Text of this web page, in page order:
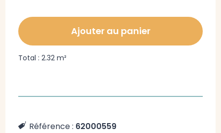
Ajouter au panier
Total : 2.32 m²
Référence : 62000559